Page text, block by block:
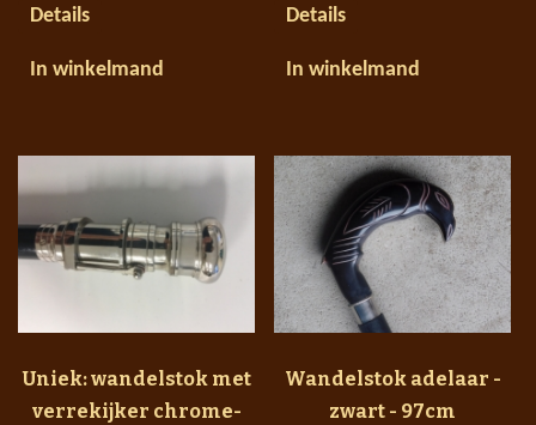
Details
In winkelmand
Details
In winkelmand
Uniek: wandelstok met
verrekijker chrome-
Wandelstok adelaar -
zwart - 97cm